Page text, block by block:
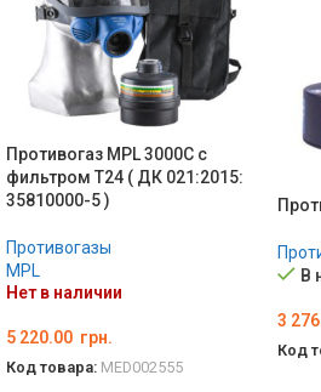
Противогаз MPL 3000C с
фильтром Т24 ( ДК 021:2015:
35810000-5 )
Противогазы
MPL
Нет в наличии
5 220.00 грн.
Код товара: MED002555
В
3
Код